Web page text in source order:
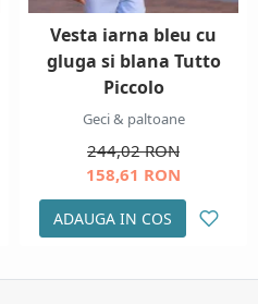
Vesta iarna bleu cu
gluga si blana Tutto
Piccolo
Geci & paltoane
244,02 RON
158,61 RON
ADAUGA IN COS